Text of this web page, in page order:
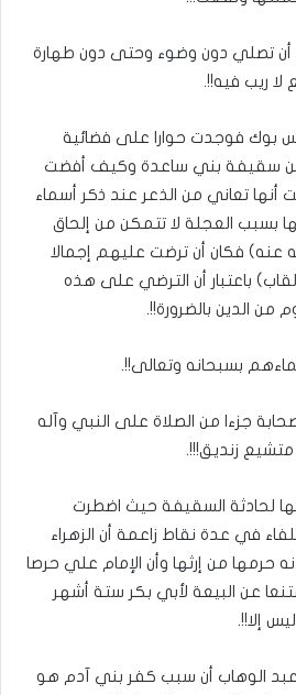
أن تصلي دون وضوء وحتى دون طهارة
ريب فيه!!.
بوك فوجدت حوارا على فضائية
عن سقيفة بني ساعدة وكيف أفضت
تعاني من الذعر عند ذكر أسماء
بسبب العجلة لا تتمكن من إلحاق
عنه) فكان أن ترضت عليهم إجمالا
باعتبار أن الترضي على هذه
من الدين بالضرورة!!.
بسبحانه وتعالى!!.
جزءا من الصلاة على النبي وآله
متشيع زنديق!!!.
لحادثة السقيفة حيث اضطرت
في عدة نقاط زاعمة أن الزهراء
حرمها من إرثها وأن الإمام علي حرصا
عن البيعة لأبي بكر ستة أشهر
إلا!!.
الوهاب أن سبب كفر بني آدم هو